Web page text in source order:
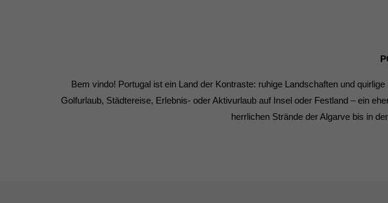
Bem vindo! Portugal ist ein Land der Kontraste: ruhige Landschaften und
Golfurlaub, Städtereise, Erlebnis- oder Aktivurlaub auf Insel oder Festland – ein
herrlichen Strände der Algarve bis in